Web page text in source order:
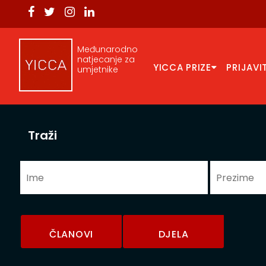
Međunarodno
natjecanje za
umjetnike
YICCA PRIZE
Traži
ČLANOVI DJELA